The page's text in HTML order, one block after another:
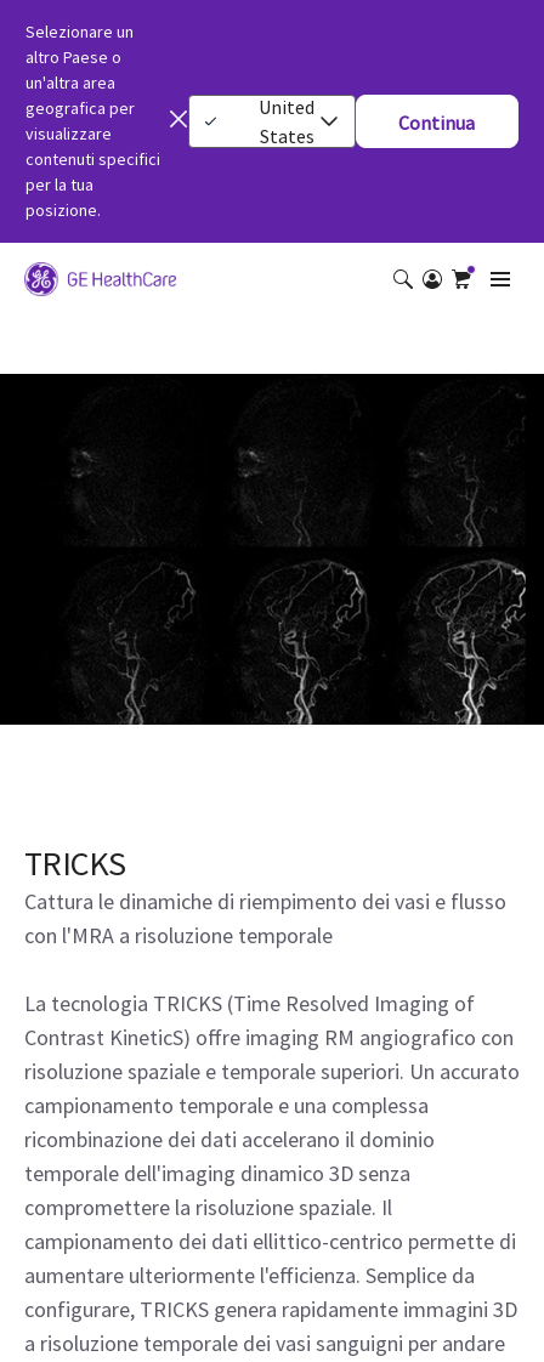
Selezionare un
altro Paese o
un'altra area
geografica per
visualizzare
contenuti specifici
per la tua
posizione.
United
States
Continua
TRICKS
Cattura le dinamiche di riempimento dei vasi e flusso
con l'MRA a risoluzione temporale
La tecnologia TRICKS (Time Resolved Imaging of
Contrast KineticS) offre imaging RM angiografico con
risoluzione spaziale e temporale superiori. Un accurato
campionamento temporale e una complessa
ricombinazione dei dati accelerano il dominio
temporale dell'imaging dinamico 3D senza
compromettere la risoluzione spaziale. Il
campionamento dei dati ellittico-centrico permette di
aumentare ulteriormente l'efficienza. Semplice da
configurare, TRICKS genera rapidamente immagini 3D
a risoluzione temporale dei vasi sanguigni per andare